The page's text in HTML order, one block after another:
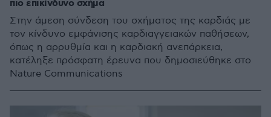
πιο επικίνδυνο σχήμα
Στην άμεση σύνδεση του σχήματος της καρδιάς με
τον κίνδυνο εμφάνισης καρδιαγγειακών παθήσεων,
όπως η αρρυθμία και η καρδιακή ανεπάρκεια,
κατέληξε πρόσφατη έρευνα που δημοσιεύθηκε στο
Nature Communications